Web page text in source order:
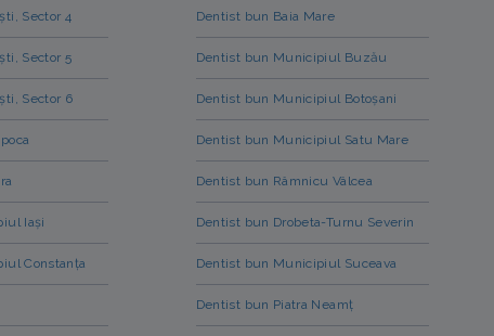
Sector 4
Sector 5
Sector 6
Iași
Constanța
Dentist bun Baia Mare
Dentist bun Municipiul Buzău
Dentist bun Municipiul Botoșani
Dentist bun Municipiul Satu Mare
Dentist bun Râmnicu Vâlcea
Dentist bun Drobeta-Turnu Severin
Dentist bun Municipiul Suceava
Dentist bun Piatra Neamț